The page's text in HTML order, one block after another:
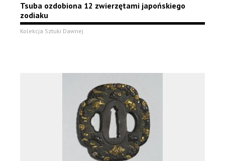
Tsuba ozdobiona 12 zwierzętami japońskiego
zodiaku
Kolekcja Sztuki Dawnej